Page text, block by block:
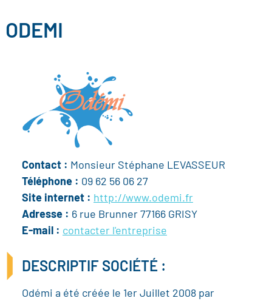
ODEMI
Contact : Monsieur Stéphane LEVASSEUR
Téléphone : 09 62 56 06 27
Site internet : http://www.odemi.fr
Adresse : 6 rue Brunner 77166 GRISY
E-mail : contacter l'entreprise
DESCRIPTIF SOCIÉTÉ :
Odémi a été créée le 1er Juillet 2008 par